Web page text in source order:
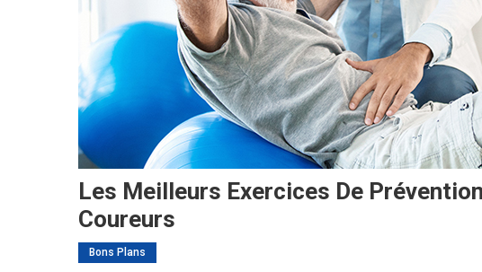
Les Meilleurs Exercices De
Coureurs
Bons Plans